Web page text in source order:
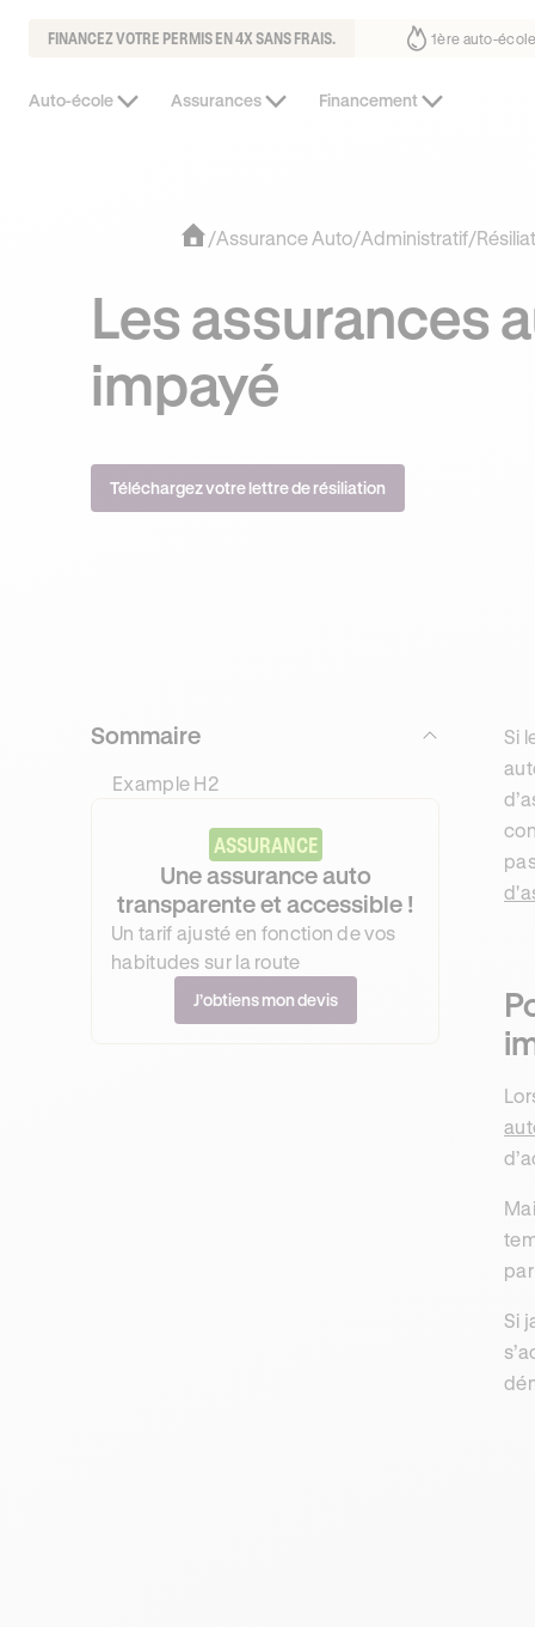
FINANCEZ VOTRE PERMIS EN 4X SANS FRAIS.
déjà confiance 30% moins chère que l’auto-école de votre
Auto-école Assurances Financement
/Assurance Auto/Administratif/
Les assurances
impayé
Téléchargez votre lettre de résiliation
Sommaire
Example H2
ASSURANCE
Une assurance auto
transparente et accessible !
Un tarif ajusté en fonction de vos
habitudes sur la route
J’obtiens mon devis
Si
Si